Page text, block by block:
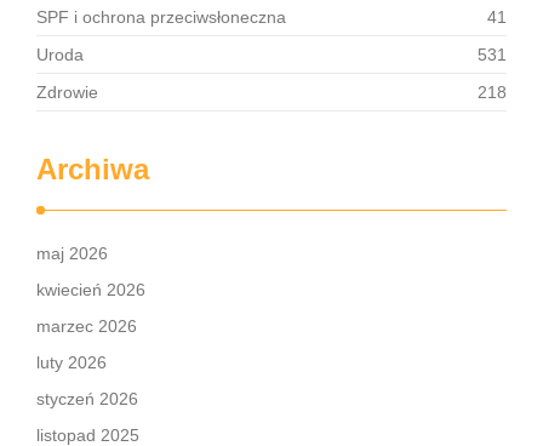
SPF i ochrona przeciwsłoneczna
41
Uroda
531
Zdrowie
218
Archiwa
maj 2026
kwiecień 2026
marzec 2026
luty 2026
styczeń 2026
listopad 2025